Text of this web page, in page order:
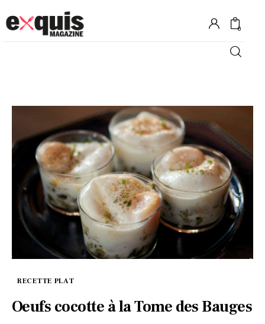
0
Gastronomie
Recettes
Shopping
Évènements
RECETTE PLAT
Oeufs cocotte à la Tome des Bauges